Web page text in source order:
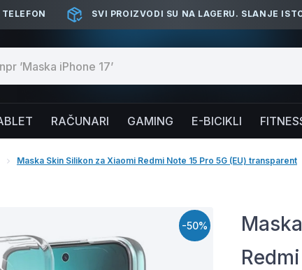
SVI PROIZVODI SU NA LAGERU. SLANJE
RAČUNARI GAMING E-BICIKLI
Maska Skin Silikon za Xiaomi Redmi Note 15 Pro 5G (EU) transparent
-50%